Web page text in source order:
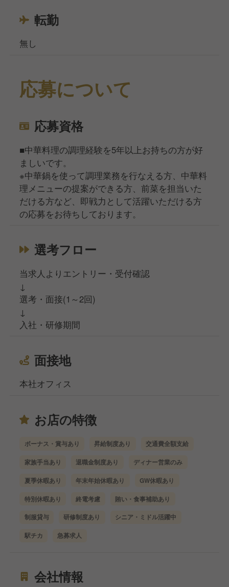
転勤
無し
応募について
応募資格
■中華料理の調理経験を5年以上お持ちの方が好
ましいです。
※中華鍋を使って調理業務を行なえる方、中華料
理メニューの提案ができる方、前菜を担当いた
だける方など、即戦力として活躍いただける方
の応募をお待ちしております。
選考フロー
当求人よりエントリー・受付確認
↓
選考・面接(1～2回)
↓
入社・研修期間
面接地
本社オフィス
お店の特徴
ボーナス・賞与あり 昇給制度あり 交通費全額支給
家族手当あり 退職金制度あり ディナー営業のみ
夏季休暇あり 年末年始休暇あり GW休暇あり
特別休暇あり 終電考慮 賄い・食事補助あり
制服貸与 研修制度あり シニア・ミドル活躍中
駅チカ 急募求人
会社情報